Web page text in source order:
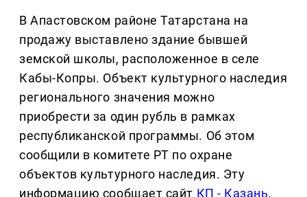
В Апастовском районе Татарстана на
продажу выставлено здание бывшей
земской школы, расположенное в селе
Кабы-Копры. Объект культурного наследия
регионального значения можно
приобрести за один рубль в рамках
республиканской программы. Об этом
сообщили в комитете РТ по охране
объектов культурного наследия. Эту
информацию сообщает сайт КП - Казань.